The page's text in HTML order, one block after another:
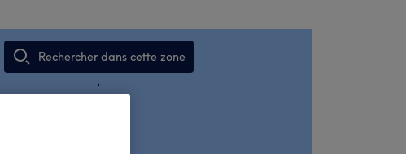
Rechercher dans cette zone
,